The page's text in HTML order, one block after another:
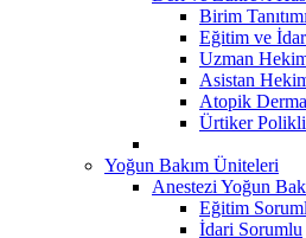
Birim Tanıtımı
Eğitim ve
Uzman
Asistan
Atopik
Ürtiker
Yoğun Bakım Üniteleri
Anestezi Yoğun
Eğitim
İdari Sorumlu